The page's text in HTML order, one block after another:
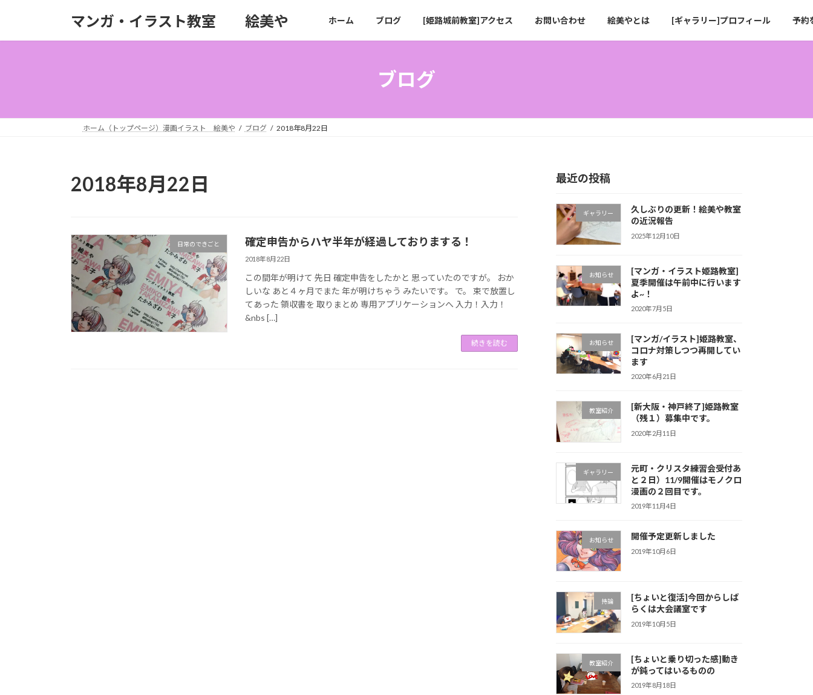
マンガ・イラスト教室 絵美や ホーム ブログ [姫路城前教室]アクセス お問い合わせ 絵美やとは [ギャラリー]プロフィール 予約
ブログ
ホーム（トップページ）漫画イラスト 絵美や ブログ 2018年8月22日
2018年8月22日
日常のできごと 確定申告からハヤ半年が経過しておりまする！
2018年8月22日
この間年が明けて 先日 確定申告をしたかと 思っていたのですが。 おか
しいな あと４ヶ月でまた 年が明けちゃう みたいです。 で。 束で放置し
てあった 領収書を 取りまとめ 専用アプリケーションへ 入力！入力！
&nbs […]
続きを読む
最近の投稿
ギャラリー
久しぶりの更新！絵美や教室
の近況報告
2025年12月10日
お知らせ
[マンガ・イラスト姫路教室]
夏季開催は午前中に行います
よ~！
2020年7月5日
お知らせ
[マンガ/イラスト]姫路教室、
コロナ対策しつつ再開してい
ます
2020年6月21日
教室紹介
[新大阪・神戸終了]姫路教室
（残１）募集中です。
2020年2月11日
ギャラリー
元町・クリスタ練習会受付あ
と２日）11/9開催はモノクロ
漫画の２回目です。
2019年11月4日
お知らせ 開催予定更新しました
2019年10月6日
持論
[ちょいと復活]今回からしば
らくは大会議室です
2019年10月5日
教室紹介
[ちょいと乗り切った感]動き
が鈍ってはいるものの
2019年8月18日